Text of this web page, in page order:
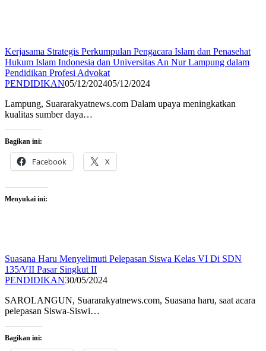
Kerjasama Strategis Perkumpulan Pengacara Islam dan Penasehat
Hukum Islam Indonesia dan Universitas An Nur Lampung dalam
Pendidikan Profesi Advokat
PENDIDIKAN05/12/202405/12/2024
Lampung, Suararakyatnews.com Dalam upaya meningkatkan
kualitas sumber daya…
Bagikan ini:
Facebook X
Menyukai ini:
Suasana Haru Menyelimuti Pelepasan Siswa Kelas VI Di SDN
135/VII Pasar Singkut II
PENDIDIKAN30/05/2024
SAROLANGUN, Suararakyatnews.com, Suasana haru, saat acara
pelepasan Siswa-Siswi…
Bagikan ini: